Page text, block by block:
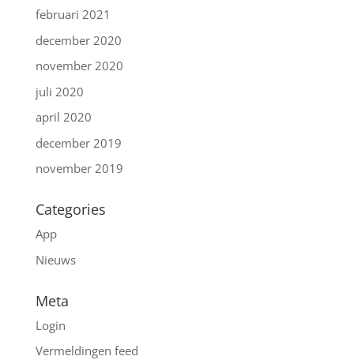
februari 2021
december 2020
november 2020
juli 2020
april 2020
december 2019
november 2019
Categories
App
Nieuws
Meta
Login
Vermeldingen feed